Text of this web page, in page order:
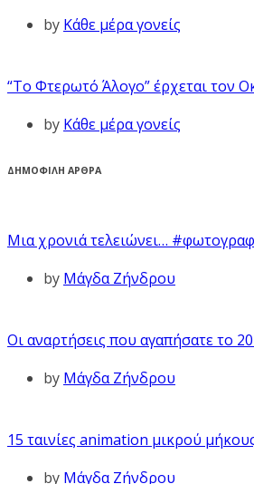
by Κάθε μέρα γονείς
“Το Φτερωτό Άλογο” έρχεται τον
by Κάθε μέρα γονείς
ΔΗΜΟΦΙΛΗ ΑΡΘΡΑ
Μια χρονιά τελειώνει…
by Μάγδα Ζήνδρου
Οι αναρτήσεις που αγαπήσατε το
by Μάγδα Ζήνδρου
15 ταινίες animation μικρού
by Μάγδα Ζήνδρου